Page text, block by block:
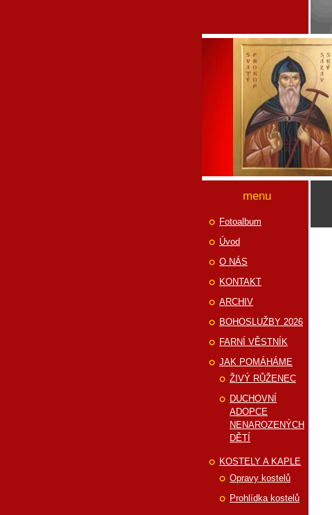
menu
Fotoalbum
Úvod
O NÁS
KONTAKT
ARCHIV
BOHOSLUŽBY 2026
FARNÍ VĚSTNÍK
JAK POMÁHÁME
ŽIVÝ RŮŽENEC
DUCHOVNÍ
ADOPCE
NENAROZENÝCH
DĚTÍ
KOSTELY A KAPLE
Opravy kostelů
Prohlídka kostelů